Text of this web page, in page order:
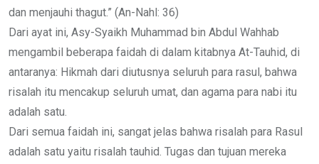
dan menjauhi thagut.” (An-Nahl: 36)
Dari ayat ini, Asy-Syaikh Muhammad bin Abdul Wahhab
mengambil beberapa faidah di dalam kitabnya At-Tauhid, di
antaranya: Hikmah dari diutusnya seluruh para rasul, bahwa
risalah itu mencakup seluruh umat, dan agama para nabi itu
adalah satu.
Dari semua faidah ini, sangat jelas bahwa risalah para Rasul
adalah satu yaitu risalah tauhid. Tugas dan tujuan mereka